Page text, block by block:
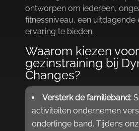
ontworpen om iedereen,
fitnessniveau, een uitdagende
ervaring te bieden.​
Waarom kiezen voor
gezinstraining bij
Changes?
Versterk de familieband:
activiteiten ondernemen
onderlinge band.​ Tijdens